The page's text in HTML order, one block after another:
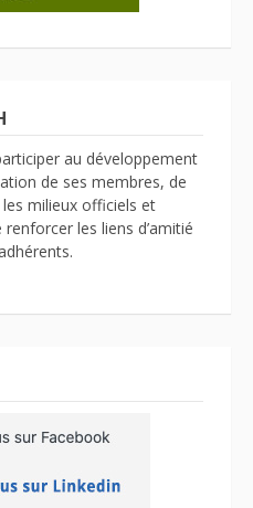
au développement
de ses membres, de
milieux officiels et
les liens d’amitié